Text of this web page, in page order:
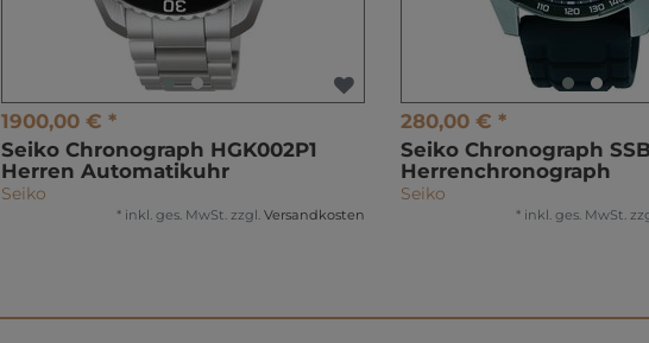
1900,00 € *
Seiko Chronograph HGK002P1
Herren Automatikuhr
Seiko
* inkl. ges. MwSt. zzgl. Versandkosten
280,00 € *
Seiko Chronograph
Herrenchronograph
Seiko
* inkl. ges. MwSt.